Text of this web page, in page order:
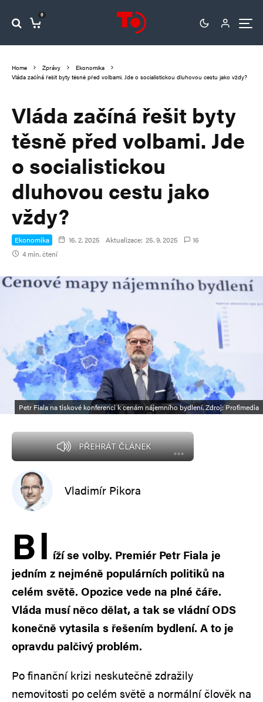
0
Home Zprávy
Ekonomika
Vláda začíná řešit byty těsně před volbami. Jde o socialistickou dluhovou cestu jako vždy?
Vláda začíná řešit byty
těsně před volbami. Jde
o socialistickou
dluhovou cestu jako
vždy?
Ekonomika 16. 2. 2025 Aktualizace: 25. 9. 2025
16
4 min. čtení
Petr Fiala na tiskové konferenci k cenám nájemního bydlení. Zdroj: Profimedia
PŘEHRÁT ČLÁNEK
Vladimír Pikora
Bl íží se volby. Premiér Petr Fiala je
jedním z nejméně populárních politiků na
celém světě. Opozice vede na plné čáře.
Vláda musí něco dělat, a tak se vládní ODS
konečně vytasila s řešením bydlení. A to je
opravdu palčivý problém.
Po finanční krizi neskutečně zdražily
nemovitosti po celém světě a normální člověk na